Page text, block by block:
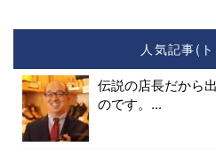
人気記事(
伝説の店長だから
のです。...